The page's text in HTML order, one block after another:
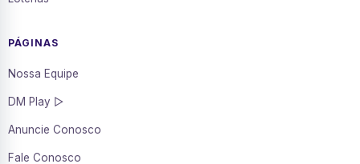
PÁGINAS
Nossa Equipe
DM Play ▷
Anuncie Conosco
Fale Conosco